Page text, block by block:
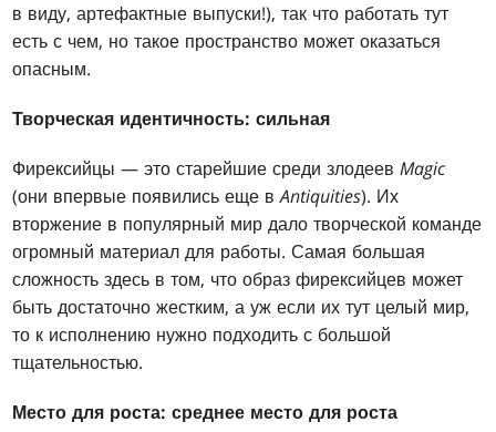
в виду, артефактные выпуски!), так что работать тут
есть с чем, но такое пространство может оказаться
опасным.
Творческая идентичность: сильная
Фирексийцы — это старейшие среди злодеевMagic
(они впервые появились еще вAntiquities). Их
вторжение в популярный мир дало творческой команде
огромный материал для работы. Самая большая
сложность здесь в том, что образ фирексийцев может
быть достаточно жестким, а уж если их тут целый мир,
то к исполнению нужно подходить с большой
тщательностью.
Место для роста: среднее место для роста